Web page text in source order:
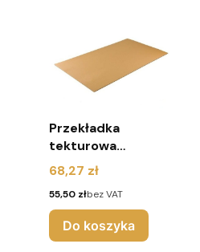
Przekładka
tekturowa
1200x800 mm 3W
(pakiet 30 sztuk)
Cena
68,27 zł
Cena
55,50 złbez VAT
Do koszyka